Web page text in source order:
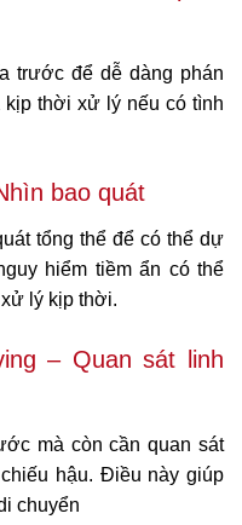
trước để dễ dàng phán
kịp thời xử lý nếu có tình
bao quát
tổng thể để có thể dự
hiểm tiềm ẩn có thể
lý kịp thời.
– Quan sát linh
mà còn cần quan sát
hậu. Điều này giúp
chuyển